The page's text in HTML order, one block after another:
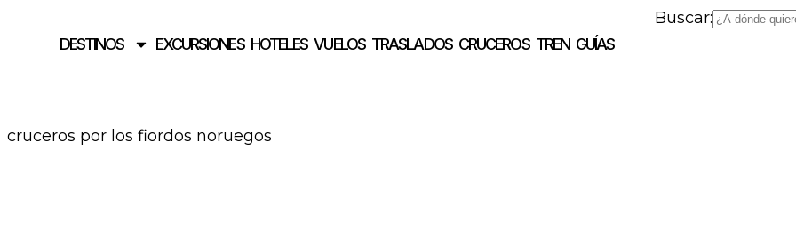
DESTINOS EXCURSIONES HOTELES VUELOS TRASLADOS CRUCEROS TREN GUÍAS
Buscar:
cruceros por los fiordos noruegos